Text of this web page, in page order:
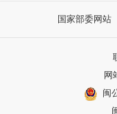
国家部委网站
网
闽